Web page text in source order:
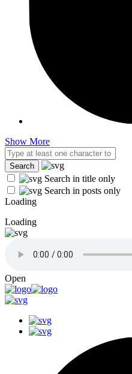
Show More
Search in title only
Search in posts only
Loading
Loading
Open